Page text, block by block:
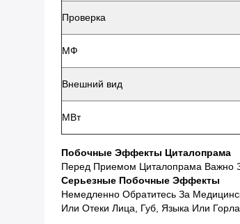
Проверка
МФ
Внешний вид
МВт
Побочные Эффекты Циталопрама
Перед Приемом Циталопрама Важно
Серьезные Побочные Эффекты
Немедленно Обратитесь За
Или Отеки Лица, Губ, Языка Или Горла.